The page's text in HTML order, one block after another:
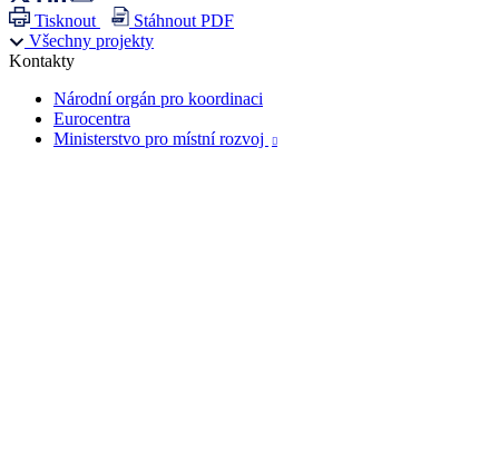
Tisknout
Stáhnout PDF
Všechny projekty
Kontakty
Národní orgán pro koordinaci
Eurocentra
Ministerstvo pro místní rozvoj
